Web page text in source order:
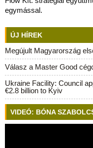
egymással.
ÚJ HÍREK
Megújult Magyarország
Válasz a Master Good
Ukraine Facility: Council
€2.8 billion to Kyiv
VIDEÓ: BÓNA